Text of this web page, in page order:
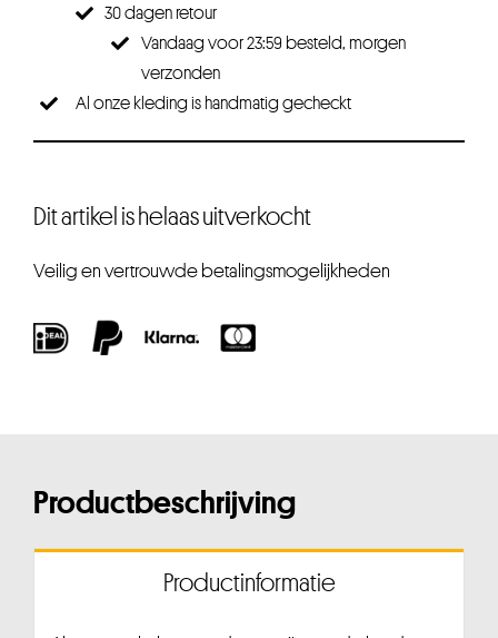
30 dagen retour
Vandaag voor 23:59 besteld, morgen
verzonden
Al onze kleding is handmatig gecheckt
Dit artikel is helaas uitverkocht
Veilig en vertrouwde betalingsmogelijkheden
Productbeschrijving
Productinformatie